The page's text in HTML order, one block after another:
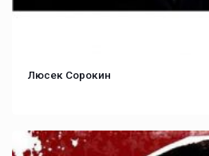
Люсек Сорокин